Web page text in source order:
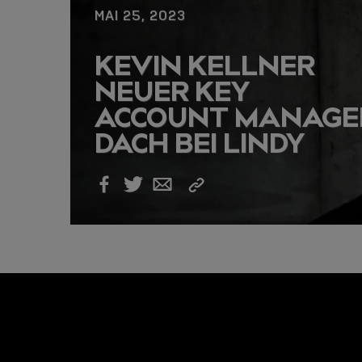
DISTANZEN: AKTIVE
USB-C-KABEL FÜR
STABILE 10 GBIT/S
BIS 15 M
MAI 25, 2023
KEVIN KELLNER
NEUER KEY
ACCOUNT
DACH BEI LINDY
Facebook
TwitterEmailLink